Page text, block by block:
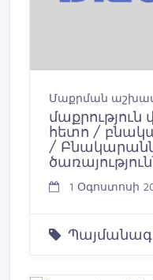
Մաքրման
մաքրություն
հետո /
/
1 Օգոստոսի